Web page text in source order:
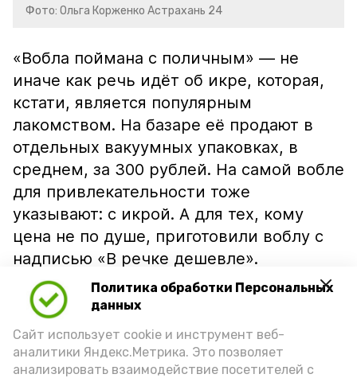
Политика обработки Персональных
данных
Сайт использует cookie и инструмент веб-
аналитики Яндекс.Метрика. Это позволяет
анализировать взаимодействие посетителей с
Фото: Ольга Корженко Астрахань 24
«Вобла поймана с поличным» — не
иначе как речь идёт об икре, которая,
кстати, является популярным
лакомством. На базаре её продают в
отдельных вакуумных упаковках, в
среднем, за 300 рублей. На самой вобле
для привлекательности тоже
указывают: с икрой. А для тех, кому
цена не по душе, приготовили воблу с
надписью «В речке дешевле».